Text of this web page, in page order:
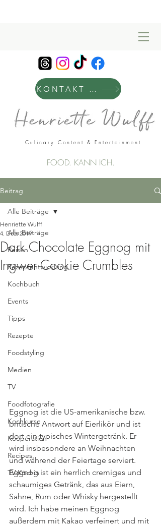
KONTAKT & MANAGEMENT
Culinary Content & Entertainment
FOOD. KANN ICH.
Beitrag
Alle Beiträge
Reisen
Rezeptentwicklung
Kochbuch
Events
Tipps
Rezepte
Foodstyling
Medien
TV
Foodfotografie
Kochkurse
Kooperation
Recipes
TV-Köchin
Alle Beiträge
Dark Chocolate Eggnog mit
Ingwer Cookie Crumbles
Henriette Wulff
4. Dez. 2019
Eggnog ist die US-amerikanische bzw.
britische Antwort auf Eierlikör und ist
dort ein typisches Wintergetränk. Er
wird insbesondere an Weihnachten
und während der Feiertage serviert.
Eggnog ist ein herrlich cremiges und
schaumiges Getränk, das aus Eiern,
Sahne, Rum oder Whisky hergestellt
wird. Ich habe meinen Eggnog
außerdem mit Kakao verfeinert und mit